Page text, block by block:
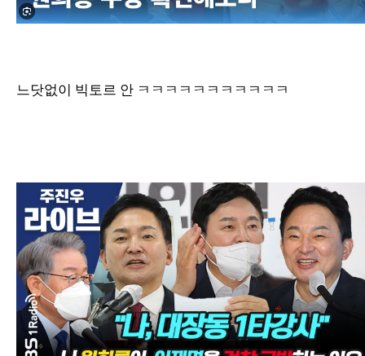
느닷없이 빅토르 안 ㅋㅋㅋㅋㅋㅋㅋㅋㅋㅋㅋ